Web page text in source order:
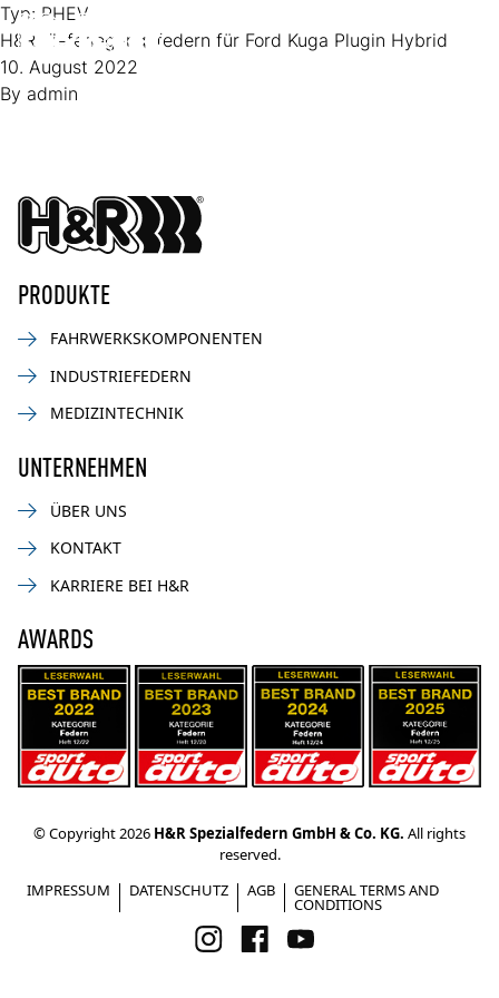
Zum Inhalt springen
Typ: PHEV
H&R Tieferlegungsfedern für Ford Kuga Plugin Hybrid
10. August 2022
By admin
PRODUKTE
FAHRWERKSKOMPONENTEN
INDUSTRIEFEDERN
MEDIZINTECHNIK
UNTERNEHMEN
ÜBER UNS
KONTAKT
KARRIERE BEI H&R
AWARDS
© Copyright 2026 H&R Spezialfedern GmbH & Co. KG. All rights
reserved.
IMPRESSUM
DATENSCHUTZ AGB GENERAL TERMS AND
CONDITIONS